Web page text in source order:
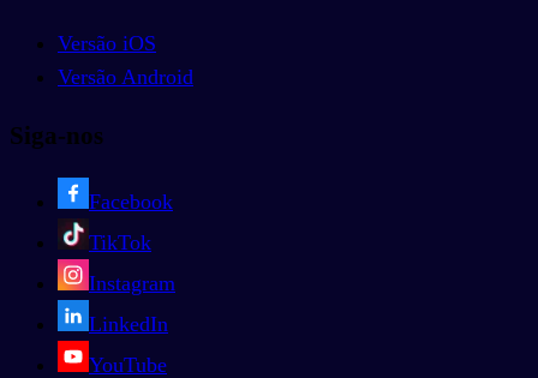
Versão iOS
Versão Android
Siga-nos
Facebook
TikTok
Instagram
LinkedIn
YouTube